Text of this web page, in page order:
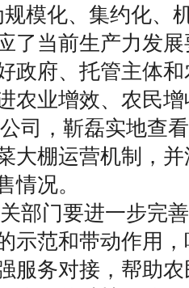
模化、集约化、
了当前生产力发
政府、托管主体
农业增效、农民
司，靳磊实地查
大棚运营机制，
情况。
部门要进一步完
示范和带动作用
服务对接，帮助